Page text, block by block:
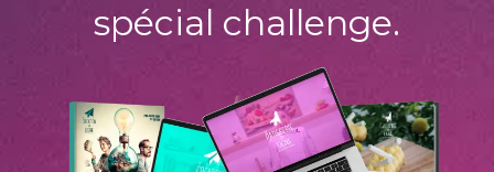
spécial challenge.